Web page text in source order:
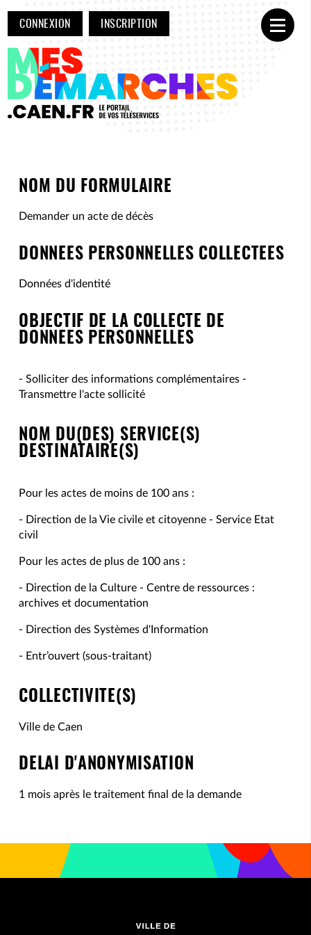
CONNEXION INSCRIPTION
Ouvrir
NOM DU FORMULAIRE
Demander un acte de décès
DONNEES PERSONNELLES COLLECTEES
Données d'identité
OBJECTIF DE LA COLLECTE DE
DONNEES PERSONNELLES
- Solliciter des informations complémentaires -
Transmettre l'acte sollicité
NOM DU(DES) SERVICE(S)
DESTINATAIRE(S)
Pour les actes de moins de 100 ans :
- Direction de la Vie civile et citoyenne - Service Etat
civil
Pour les actes de plus de 100 ans :
- Direction de la Culture - Centre de ressources :
archives et documentation
- Direction des Systèmes d'Information
- Entr’ouvert (sous-traitant)
COLLECTIVITE(S)
Ville de Caen
DELAI D'ANONYMISATION
1 mois après le traitement final de la demande